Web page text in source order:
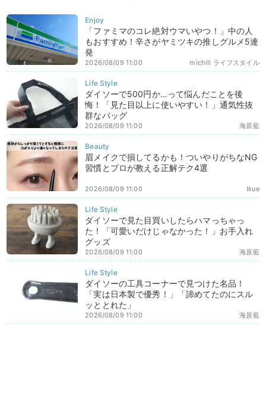
「ファミマのコレ絶対ウマいやつ！」中の人
もおすすめ！辛さがヤミツキの推しグルメ5連
発
michill ライフスタイル
2026/08/09 11:00
ダイソーで500円か…って悩んだことを後
悔！「見た目以上に使いやすい！」通気性抜
群なバッグ
海原藍
2026/08/09 11:00
眉メイクで損してるかも！ついやりがちなNG
習慣とプロが教える正解テク4選
Ikue
2026/08/09 11:00
ダイソーで見た目買いしたらハマっちゃっ
た！「可愛いだけじゃなかった！」お手入れ
グッズ
海原藍
2026/08/09 11:00
ダイソーの工具コーナーで見つけた名品！
「実は日本製で優秀！」「諦めてたのにスル
ッととれた」
海原藍
2026/08/09 11:00